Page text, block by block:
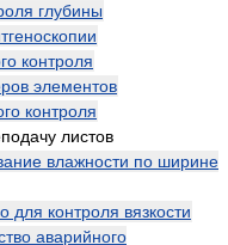
глубины
контроля
элементов
контроля
листов
влажности по ширине
для контроля вязкости
аварийного